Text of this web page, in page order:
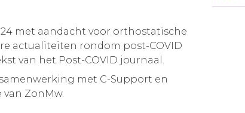
met aandacht voor orthostatische
actualiteiten rondom post-COVID
van het Post-COVID journaal.
met C-Support en
ZonMw.